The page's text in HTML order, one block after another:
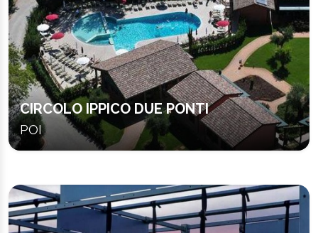
CIRCOLO IPPICO DUE PONTI
POI